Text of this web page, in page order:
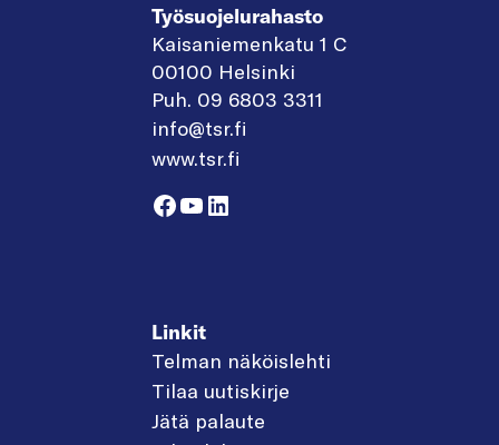
Työsuojelurahasto
Kaisaniemenkatu 1 C
00100 Helsinki
Puh. 09 6803 3311
info@tsr.fi
www.tsr.fi
Facebook
YouTube
LinkedIn
Linkit
Telman näköislehti
Tilaa uutiskirje
Jätä palaute